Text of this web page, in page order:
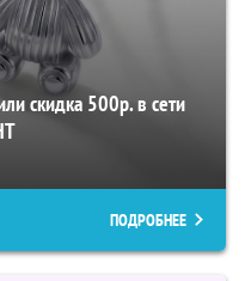
скидка 500р. в сети
ПОДРОБНЕЕ